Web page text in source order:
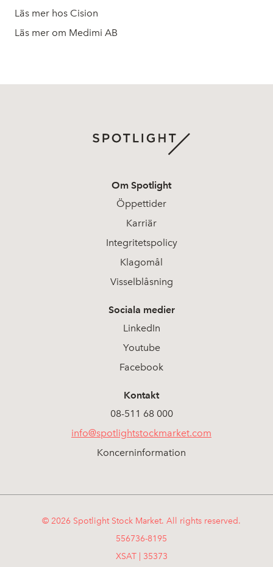
Läs mer hos Cision
Läs mer om Medimi AB
Om Spotlight
Öppettider
Karriär
Integritetspolicy
Klagomål
Visselblåsning
Sociala medier
LinkedIn
Youtube
Facebook
Kontakt
08-511 68 000
info@spotlightstockmarket.com
Koncerninformation
© 2026 Spotlight Stock Market. All rights reserved.
556736-8195
XSAT | 35373